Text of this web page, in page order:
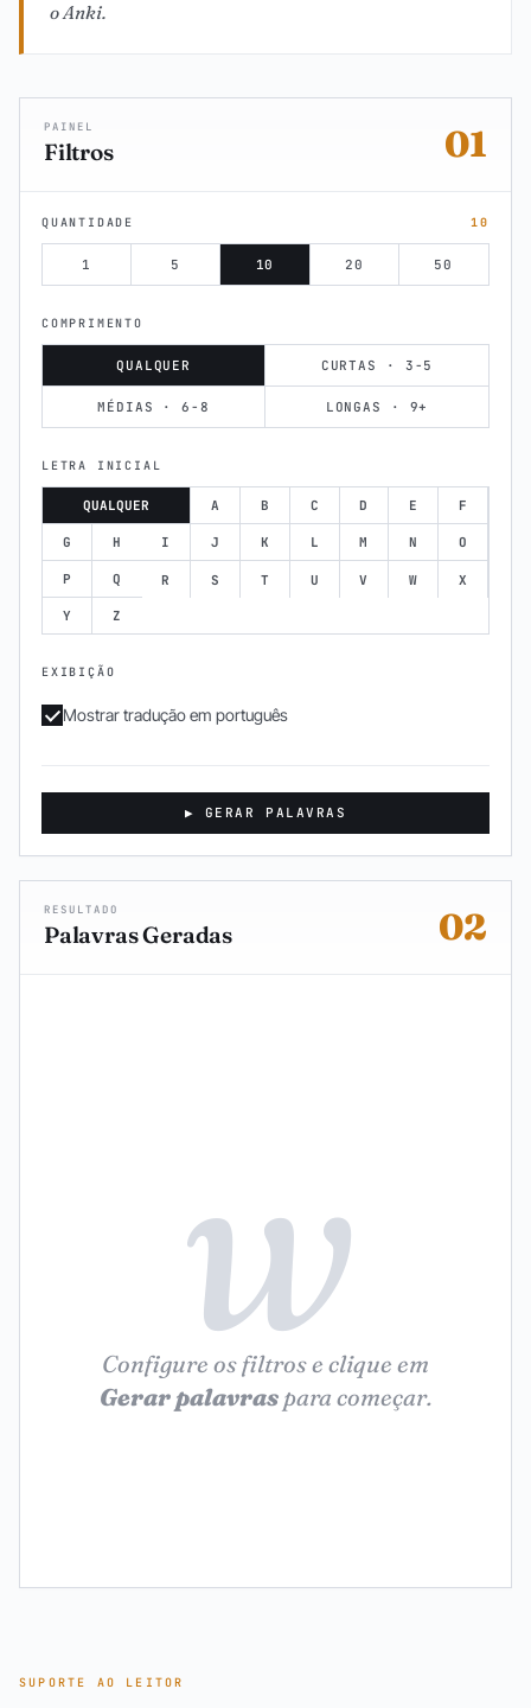
o Anki.
PAINEL
Filtros 01
QUANTIDADE 10
1 5 10 20 50
COMPRIMENTO
QUALQUER CURTAS · 3-5
MÉDIAS · 6-8 LONGAS · 9+
LETRA INICIAL
QUALQUER A B C D E F
G H I J K L M N O
P Q R S T U V W X
Y Z
EXIBIÇÃO
Mostrar tradução em português
▶ GERAR PALAVRAS
RESULTADO
Palavras Geradas 02
w
Configure os filtros e clique em
Gerar palavraspara começar.
SUPORTE AO LEITOR